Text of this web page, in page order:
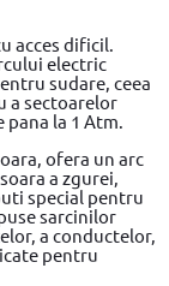
acces dificil.
electric
sudare, ceea
a sectoarelor
pana la 1 Atm.
ofera un arc
a zgurei,
special pentru
sarcinilor
a conductelor,
pentru